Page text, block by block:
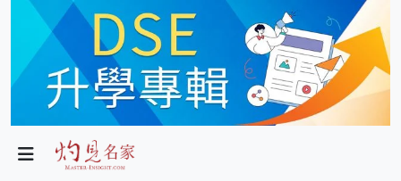
政局